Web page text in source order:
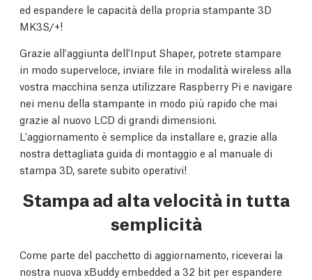
ed espandere le capacità della propria stampante 3D
MK3S/+!
Grazie all'aggiunta dell'Input Shaper, potrete stampare
in modo superveloce, inviare file in modalità wireless alla
vostra macchina senza utilizzare Raspberry Pi e navigare
nei menu della stampante in modo più rapido che mai
grazie al nuovo LCD di grandi dimensioni.
L'aggiornamento è semplice da installare e, grazie alla
nostra dettagliata guida di montaggio e al manuale di
stampa 3D, sarete subito operativi!
Stampa ad alta velocità in tutta
semplicità
Come parte del pacchetto di aggiornamento, riceverai la
nostra nuova xBuddy embedded a 32 bit per espandere